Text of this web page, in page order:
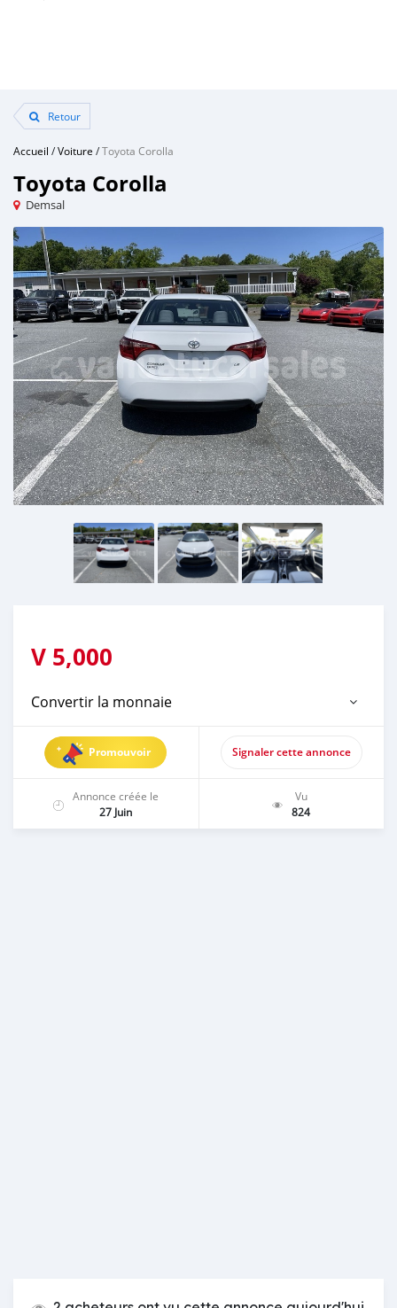
Retour
Accueil /Voiture /Toyota Corolla
Toyota Corolla
Demsal
V 5,000
Convertir la monnaie
Promouvoir Signaler cette annonce
Annonce créée le
27 Juin
Vu
824